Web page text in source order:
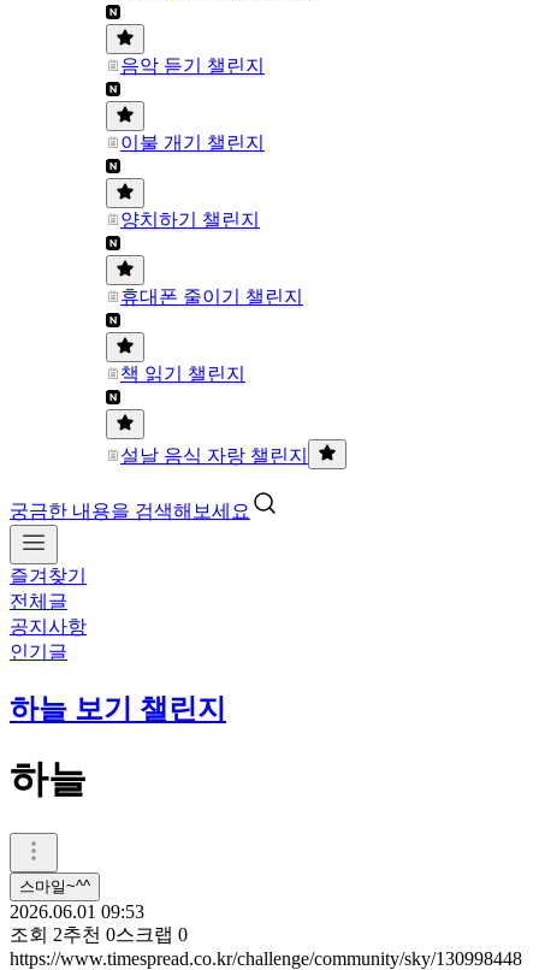
음악 듣기 챌린지
이불 개기 챌린지
양치하기 챌린지
휴대폰 줄이기 챌린지
책 읽기 챌린지
설날 음식 자랑 챌린지
궁금한 내용을 검색해보세요
즐겨찾기
전체글
공지사항
인기글
하늘 보기 챌린지
하늘
스마일~^^
2026.06.01 09:53
조회 2추천 0스크랩 0
https://www.timespread.co.kr/challenge/community/sky/130998448